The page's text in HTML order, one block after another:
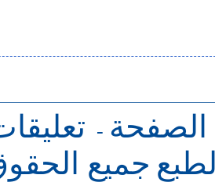
الصفحة -
جميع